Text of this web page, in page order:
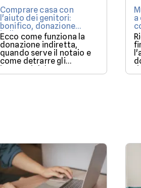
Comprare casa con
l'aiuto dei genitori:
bonifico, donazione
indiretta o mutuo?
Ecco come funziona la
donazione indiretta,
quando serve il notaio e
come detrarre gli
interessi del mutuo.
a